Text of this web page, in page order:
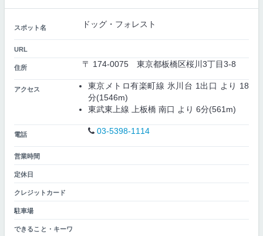
スポット名 ドッグ・フォレスト
URL
住所 〒 174-0075 東京都板橋区桜川3丁目3-8
アクセス
東京メトロ有楽町線 氷川台 1出口 より 18
分(1546m)
東武東上線 上板橋 南口 より 6分(561m)
電話 03-5398-1114
営業時間
定休日
クレジットカード
駐車場
できること・キーワ